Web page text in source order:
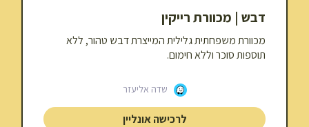
דבש | מכוורת רייקין
מכוורת משפחתית גלילית המייצרת דבש טהור, ללא
תוספות סוכר וללא חימום.
שדה אליעזר
לרכישה אונליין